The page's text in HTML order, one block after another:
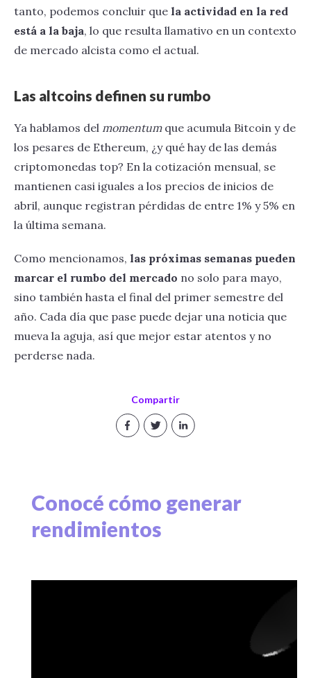
Compartir
tanto, podemos concluir que la actividad en la red
está a la baja, lo que resulta llamativo en un contexto
de mercado alcista como el actual.
Las altcoins definen su rumbo
Ya hablamos del momentum que acumula Bitcoin y de
los pesares de Ethereum, ¿y qué hay de las demás
criptomonedas top? En la cotización mensual, se
mantienen casi iguales a los precios de inicios de
abril, aunque registran pérdidas de entre 1% y 5% en
la última semana.
Como mencionamos, las próximas semanas pueden
marcar el rumbo del mercado no solo para mayo,
sino también hasta el final del primer semestre del
año. Cada día que pase puede dejar una noticia que
mueva la aguja, así que mejor estar atentos y no
perderse nada.
Conocé cómo generar
rendimientos